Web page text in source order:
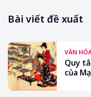
Bài viết đề xuất
VĂN
Quy
của